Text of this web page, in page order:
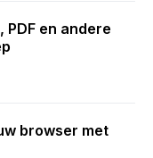
PDF en andere
browser met